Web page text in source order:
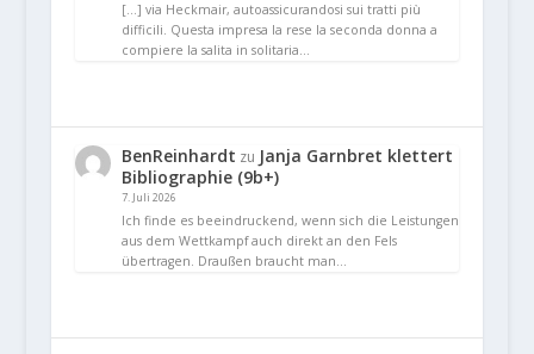
[…] via Heckmair, autoassicurandosi sui tratti più
difficili. Questa impresa la rese la seconda donna a
compiere la salita in solitaria…
BenReinhardt zu Janja Garnbret klettert
Bibliographie (9b+)
7. Juli 2026
Ich finde es beeindruckend, wenn sich die Leistungen
aus dem Wettkampf auch direkt an den Fels
übertragen. Draußen braucht man…